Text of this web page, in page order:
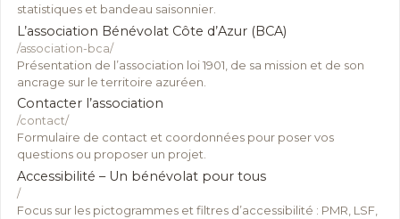
statistiques et bandeau saisonnier.
L’association Bénévolat Côte d’Azur (BCA)
/association-bca/
Présentation de l’association loi 1901, de sa mission et de son
ancrage sur le territoire azuréen.
Contacter l’association
/contact/
Formulaire de contact et coordonnées pour poser vos
questions ou proposer un projet.
Accessibilité – Un bénévolat pour tous
/
Focus sur les pictogrammes et filtres d’accessibilité : PMR, LSF,